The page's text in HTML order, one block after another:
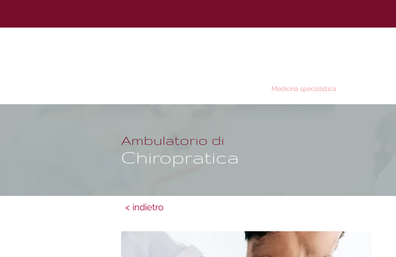
Medicina specialistica
Ambulatorio di
Chiropratica
< indietro